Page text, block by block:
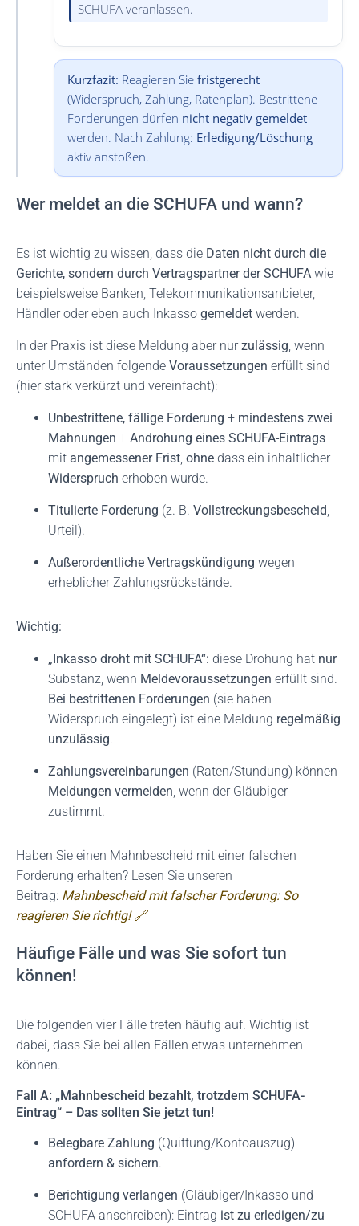
SCHUFA veranlassen.
Kurzfazit: Reagieren Sie fristgerecht
(Widerspruch, Zahlung, Ratenplan). Bestrittene
Forderungen dürfen nicht negativ gemeldet
werden. Nach Zahlung: Erledigung/Löschung
aktiv anstoßen.
Wer meldet an die SCHUFA und wann?
Es ist wichtig zu wissen, dass die Daten nicht durch die
Gerichte, sondern durch Vertragspartner der SCHUFA wie
beispielsweise Banken, Telekommunikationsanbieter,
Händler oder eben auch Inkasso gemeldet werden.
In der Praxis ist diese Meldung aber nurzulässig, wenn
unter Umständen folgende Voraussetzungen erfüllt sind
(hier stark verkürzt und vereinfacht):
Unbestrittene, fällige Forderung + mindestens zwei
Mahnungen + Androhung eines SCHUFA-Eintrags
mit angemessener Frist, ohne dass ein inhaltlicher
Widerspruch erhoben wurde.
Titulierte Forderung (z. B. Vollstreckungsbescheid,
Urteil).
Außerordentliche Vertragskündigung wegen
erheblicher Zahlungsrückstände.
Wichtig:
„Inkasso droht mit SCHUFA“: diese Drohung hat nur
Substanz, wenn Meldevoraussetzungen erfüllt sind.
Bei bestrittenen Forderungen (sie haben
Widerspruch eingelegt) ist eine Meldung regelmäßig
unzulässig.
Zahlungsvereinbarungen (Raten/Stundung) können
Meldungen vermeiden, wenn der Gläubiger
zustimmt.
Haben Sie einen Mahnbescheid mit einer falschen
Forderung erhalten? Lesen Sie unseren
Beitrag: Mahnbescheid mit falscher Forderung: So
reagieren Sie richtig! 🔗
Häufige Fälle und was Sie sofort tun
können!
Die folgenden vier Fälle treten häufig auf. Wichtig ist
dabei, dass Sie bei allen Fällen etwas unternehmen
können.
Fall A: „Mahnbescheid bezahlt, trotzdem SCHUFA-
Eintrag“ – Das sollten Sie jetzt tun!
Belegbare Zahlung (Quittung/Kontoauszug)
anfordern & sichern.
Berichtigung verlangen (Gläubiger/Inkasso und
SCHUFA anschreiben): Eintrag ist zu erledigen/zu